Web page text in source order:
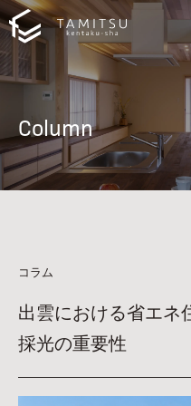
Column
コラム
出雲における省エネ
採光の重要性